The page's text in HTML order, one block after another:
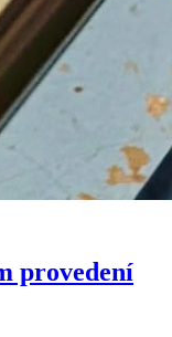
provedení